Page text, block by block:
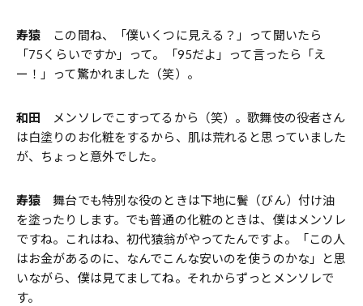
寿猿 この間ね、「僕いくつに見える？」って聞いたら
「75くらいですか」って。「95だよ」って言ったら「え
ー！」って驚かれました（笑）。
和田 メンソレでこすってるから（笑）。歌舞伎の役者さん
は白塗りのお化粧をするから、肌は荒れると思っていました
が、ちょっと意外でした。
寿猿 舞台でも特別な役のときは下地に鬢（びん）付け油
を塗ったりします。でも普通の化粧のときは、僕はメンソレ
ですね。これはね、初代猿翁がやってたんですよ。「この人
はお金があるのに、なんでこんな安いのを使うのかな」と思
いながら、僕は見てましてね。それからずっとメンソレで
す。